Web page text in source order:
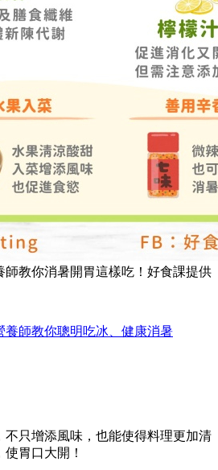
師教你消暑開胃這樣吃！好食課提供
養師教你聰明吃冰、健康消暑
不只增添風味，也能使得料理更加清
胃口大開！